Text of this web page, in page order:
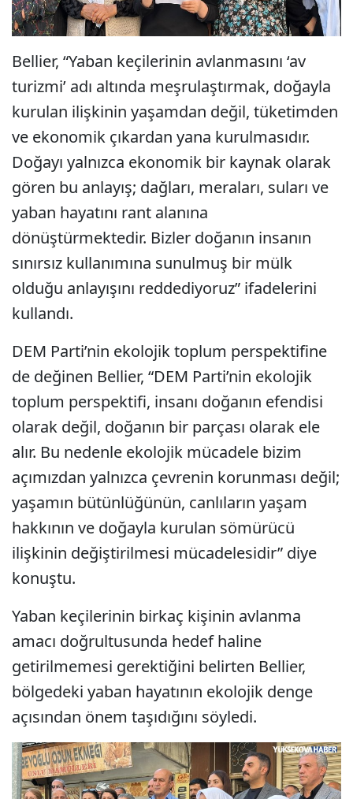
Bellier, “Yaban keçilerinin avlanmasını ‘av
turizmi’ adı altında meşrulaştırmak, doğayla
kurulan ilişkinin yaşamdan değil, tüketimden
ve ekonomik çıkardan yana kurulmasıdır.
Doğayı yalnızca ekonomik bir kaynak olarak
gören bu anlayış; dağları, meraları, suları ve
yaban hayatını rant alanına
dönüştürmektedir. Bizler doğanın insanın
sınırsız kullanımına sunulmuş bir mülk
olduğu anlayışını reddediyoruz” ifadelerini
kullandı.
DEM Parti’nin ekolojik toplum perspektifine
de değinen Bellier, “DEM Parti’nin ekolojik
toplum perspektifi, insanı doğanın efendisi
olarak değil, doğanın bir parçası olarak ele
alır. Bu nedenle ekolojik mücadele bizim
açımızdan yalnızca çevrenin korunması değil;
yaşamın bütünlüğünün, canlıların yaşam
hakkının ve doğayla kurulan sömürücü
ilişkinin değiştirilmesi mücadelesidir” diye
konuştu.
Yaban keçilerinin birkaç kişinin avlanma
amacı doğrultusunda hedef haline
getirilmemesi gerektiğini belirten Bellier,
bölgedeki yaban hayatının ekolojik denge
açısından önem taşıdığını söyledi.